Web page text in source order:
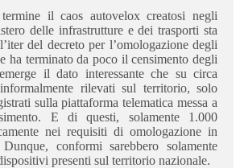
il caos autovelox creatosi negli
delle infrastrutture e dei trasporti sta
del decreto per l’omologazione degli
ha terminato da poco il censimento degli
il dato interessante che su circa
rilevati sul territorio, solo
sulla piattaforma telematica messa a
E di questi, solamente 1.000
nei requisiti di omologazione in
conformi sarebbero solamente
presenti sul territorio nazionale.